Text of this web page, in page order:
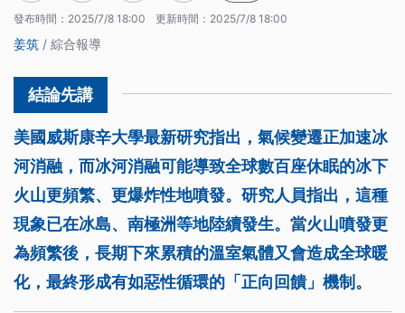
發布時間： 2025/7/8 18:00 更新時間： 2025/7/8 18:00
姜筑 / 綜合報導
美國威斯康辛大學最新研究指出，氣候變遷正加速冰
河消融，而冰河消融可能導致全球數百座休眠的冰下
火山更頻繁、更爆炸性地噴發。研究人員指出，這種
現象已在冰島、南極洲等地陸續發生。當火山噴發更
為頻繁後，長期下來累積的溫室氣體又會造成全球暖
化，最終形成有如惡性循環的「正向回饋」機制。